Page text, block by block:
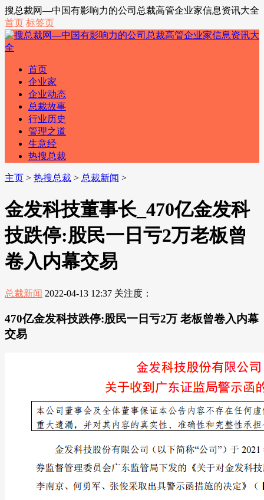
搜总裁网—中国有影响力的公司总裁高管企业家信息资讯大全
首页 标签页
首页
企业家
企业动态
总裁故事
行业历史
管理之道
生意经
热搜总裁
主页 > 热搜总裁 > 总裁新闻 >
金发科技董事长_470亿金发科
技跌停:股民一日亏2万老板曾
卷入内幕交易
总裁新闻 2022-04-13 12:37 关注度：
470亿金发科技跌停:股民一日亏2万 老板曾卷入内幕
交易